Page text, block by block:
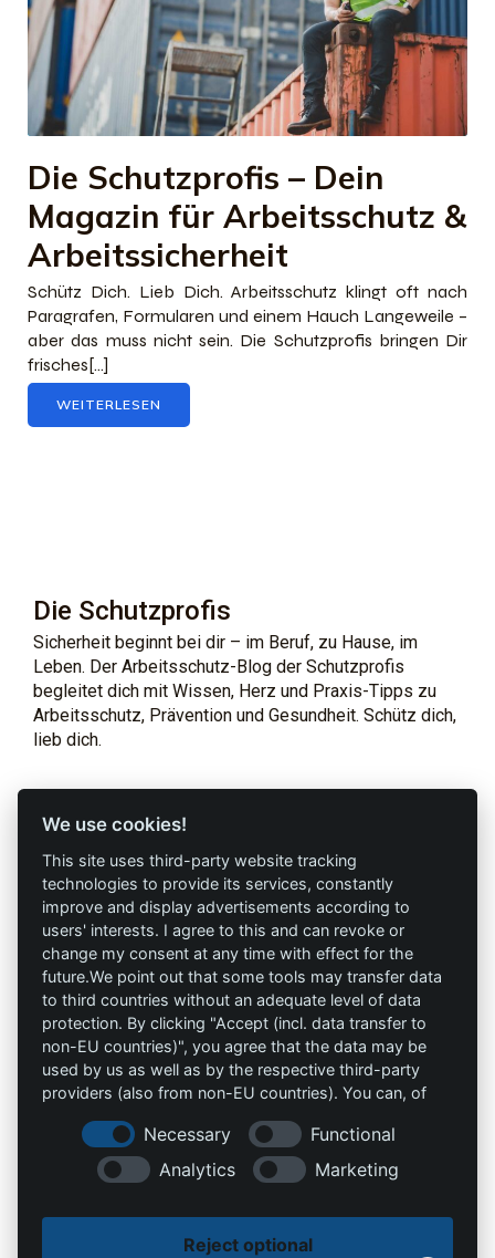
Die Schutzprofis – Dein
Magazin für Arbeitsschutz &
Arbeitssicherheit
Schütz Dich. Lieb Dich. Arbeitsschutz klingt oft nach
Paragrafen, Formularen und einem Hauch Langeweile –
aber das muss nicht sein. Die Schutzprofis bringen Dir
frisches[…]
WEITERLESEN
Die Schutzprofis
Sicherheit beginnt bei dir – im Beruf, zu Hause, im
Leben. Der Arbeitsschutz-Blog der Schutzprofis
begleitet dich mit Wissen, Herz und Praxis-Tipps zu
Arbeitsschutz, Prävention und Gesundheit. Schütz dich,
lieb dich.
Profi-Marken
AAV Arbeitsschutz
GmbH
Allprotec® Just work
safe
Omniprotect –
Onlineshop
Marketing
AGB`s
Datenschutz
Impressum
Kontakt
info@die-schutzprofis.de
Wohlenbergstraße 6
We use cookies!
This site uses third-party website tracking
technologies to provide its services, constantly
improve and display advertisements according to
users' interests. I agree to this and can revoke or
change my consent at any time with effect for the
future.We point out that some tools may transfer data
to third countries without an adequate level of data
protection. By clicking "Accept (incl. data transfer to
non-EU countries)", you agree that the data may be
used by us as well as by the respective third-party
providers (also from non-EU countries). You can, of
Necessary
Functional
Analytics
Marketing
Reject optional